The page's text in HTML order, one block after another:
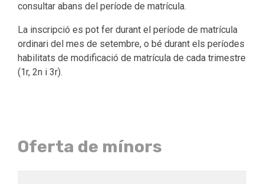
consultar abans del període de matrícula.
La inscripció es pot fer durant el període de matrícula
ordinari del mes de setembre, o bé durant els períodes
habilitats de modificació de matrícula de cada trimestre
(1r, 2n i 3r).
Oferta de mínors